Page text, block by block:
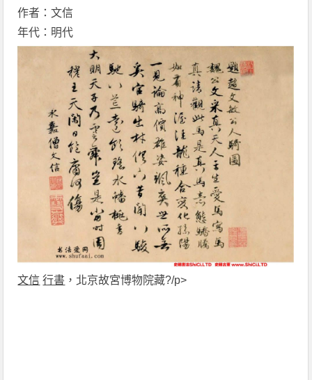
作者：文信
年代：明代
文信 行書 ，北京故宮博物院藏?/p>